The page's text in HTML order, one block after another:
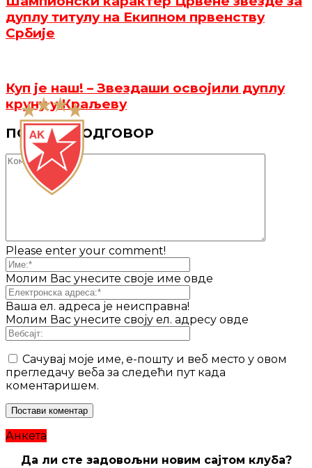
дуплу титулу на Екипном првенству
Србије
Куп је наш! – Звездаши освојили дуплу
круну у Краљеву
ПОСТАВИ ОДГОВОР
Please enter your comment!
Молим Вас унесите своје име овде
Ваша ел. адреса је неисправна!
Молим Вас унесите своју ел. адресу овде
Сачувај моје име, е-пошту и веб место у овом
прегледачу веба за следећи пут када
коментаришем.
Анкета
Да ли сте задовољни новим сајтом клуба?